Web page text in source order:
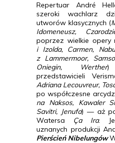
Repertuar André
szeroki wachlarz
utworów klasycznych (
Idomeneusz,
poprzez wielkie opery
i Izolda, Carmen,
z Lammermoor,
Oniegin, Werther)
przedstawicieli
Adriana Lecouvreur,
po współczesne
na Naksos, Kawaler
Savitri, Jenufa) — aż
Watersa
Ça Ira.
uznanych produkcji
Pierścień Nibelungów